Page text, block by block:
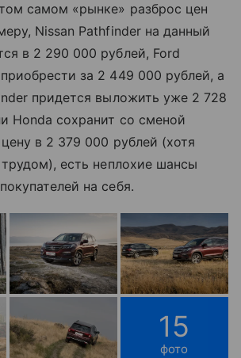
самом «рынке» разброс цен
Nissan Pathfinder на данный
в 2 290 000 рублей, Ford
за 2 449 000 рублей, а
придется выложить уже 2 728
Honda сохранит со сменой
в 2 379 000 рублей (хотя
есть неплохие шансы
на себя.
15
фото